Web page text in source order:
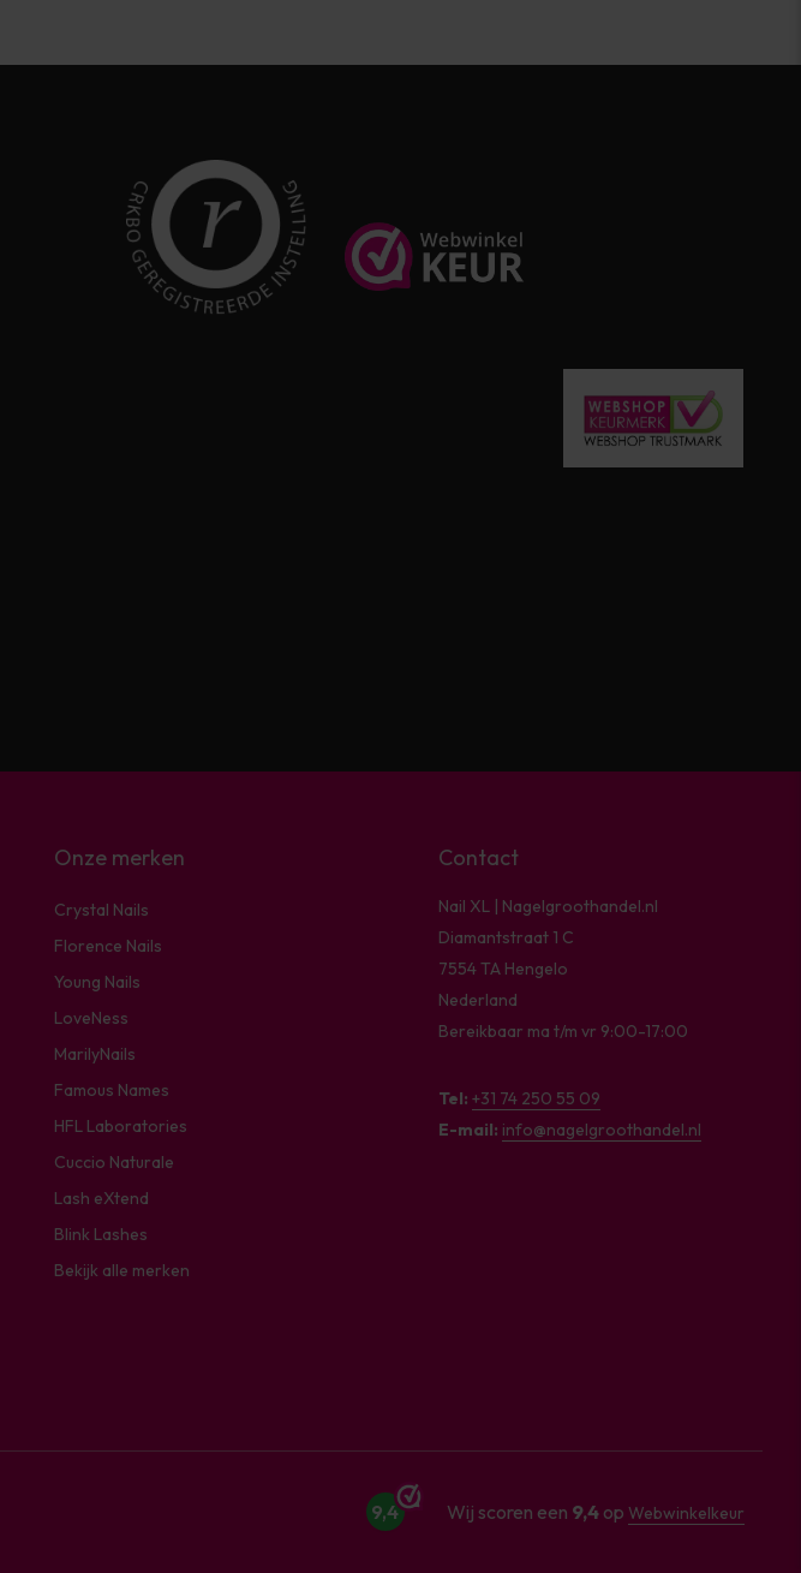
Onze merken
Crystal Nails
Florence Nails
Young Nails
LoveNess
MarilyNails
Famous Names
HFL Laboratories
Cuccio Naturale
Lash eXtend
Blink Lashes
Bekijk alle merken
Contact
Nail XL | Nagelgroothandel.nl
Diamantstraat 1 C
7554 TA Hengelo
Nederland
Bereikbaar ma t/m vr 9:00-17:00
Tel: +31 74 250 55 09
E-mail: info@nagelgroothandel.nl
9,4 Wij scoren een 9,4op Webwinkelkeur